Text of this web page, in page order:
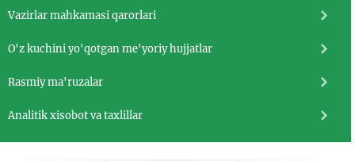
Vazirlar mahkamasi qarorlari
O'z kuchini yo'qotgan me'yoriy hujjatlar
Rasmiy ma'ruzalar
Analitik xisobot va taxlillar